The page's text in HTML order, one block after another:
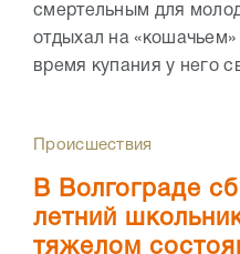
смертельным для
отдыхал на
время купания у него
Происшествия
В Волгограде
летний
тяжелом